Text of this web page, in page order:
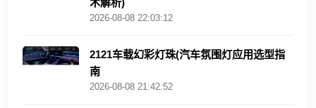
2026-08-08 22:03:12
2121车载幻彩灯珠(汽车氛围灯应用选型指
南
2026-08-08 21:42:52